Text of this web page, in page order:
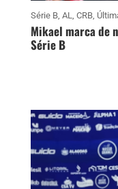
Série B, AL, CRB,
Mikael marca de
Série B